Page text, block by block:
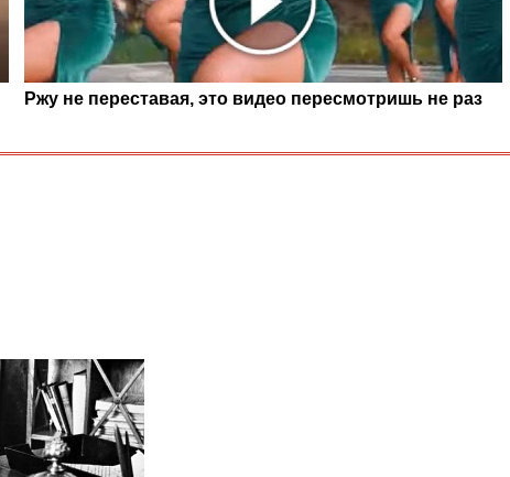
Ржу не переставая, это видео пересмотришь не раз